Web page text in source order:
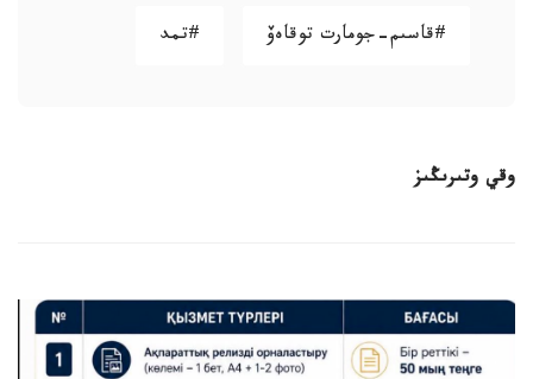
#قاسىم-جومارت توقاەۆ #تمد
وقي وتىرىڭىز